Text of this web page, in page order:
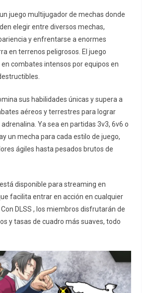
juego multijugador de mechas donde
elegir entre diversos mechas,
y enfrentarse a enormes
en terrenos peligrosos. El juego
combates intensos por equipos en
sus habilidades únicas y supera a
aéreos y terrestres para lograr
Ya sea en partidas 3v3, 6v6 o
un mecha para cada estilo de juego,
ágiles hasta pesados brutos de
disponible para streaming en
facilita entrar en acción en cualquier
DLSS , los miembros disfrutarán de
y tasas de cuadro más suaves, todo